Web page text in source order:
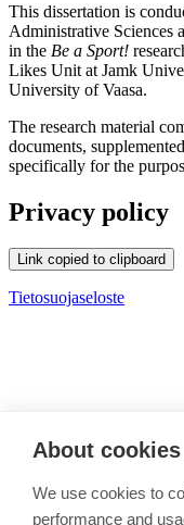
This dissertation is
Administrative Sciences
in the Be a Sport!
Likes Unit at Jamk
University of Vaasa.
The research material
documents,
specifically for the
Privacy policy
Link copied to clipboard
Tietosuojaseloste
Back to top
About
We use cookies to
performance and